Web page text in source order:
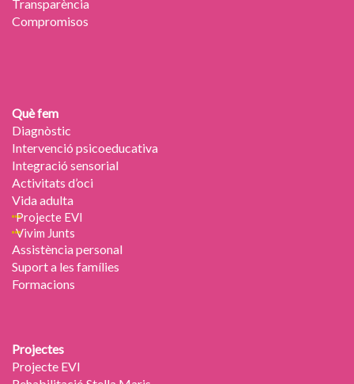
Transparència
Compromisos
Què fem
Diagnòstic
Intervenció psicoeducativa
Integració sensorial
Activitats d’oci
Vida adulta
Projecte EVI
Vivim Junts
Assistència personal
Suport a les famílies
Formacions
Projectes
Projecte EVI